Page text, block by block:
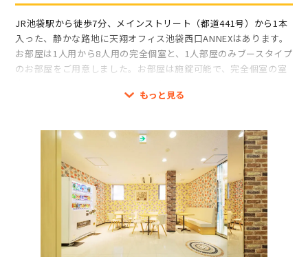
JR池袋駅から徒歩7分、メインストリート（都道441号）から1本
入った、静かな路地に天翔オフィス池袋西口ANNEXはあります。
お部屋は1人用から8人用の完全個室と、1人部屋のみブースタイプ
のお部屋をご用意しました。お部屋は施錠可能で、完全個室の室
初期費用は、契約金と初月のお家賃のみで水道光熱費や更新料、
エントランスはオートロックで、1階には専用ポストと宅配ボック
ス(共有)があり、セキュリティ面においても24時間ご安心してご
利用いただけます。
共有設備として、毎日2時間まで無料で使える会議室が3室とフリ
ースペースがございます。フリースペースは黄色・オレンジ・白を
基調としており、明るく清潔感があります。屋上も開放している
ので、眺めが良く開放感のある屋上で休憩することもできます。
もっと見る